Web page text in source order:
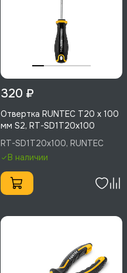
320 ₽
Отвертка RUNTEC T20 x 100
мм S2, RT-SD1T20x100
RT-SD1T20x100, RUNTEC
В наличии